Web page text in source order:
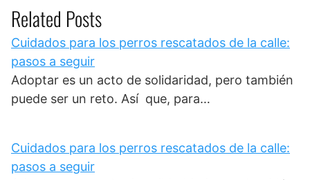
Related Posts
Cuidados para los perros rescatados de la calle:
pasos a seguir
Adoptar es un acto de solidaridad, pero también
puede ser un reto. Así que, para…
Cuidados para los perros rescatados de la calle:
pasos a seguir